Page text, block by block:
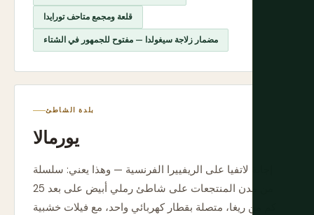
قلعة ومجمع متاحف تورايدا
مضمار زلاجة سيغولدا — مفتوح للجمهور في الشتاء
بلدة الشاطئ
يورمالا
إجابة لاتفيا على الريفييرا الفرنسية — وهذا يعني: سلسلة
من مدن المنتجعات على شاطئ رملي أبيض على بعد 25
كم من ريغا، متصلة بقطار كهربائي واحد، مع فيلات خشبية